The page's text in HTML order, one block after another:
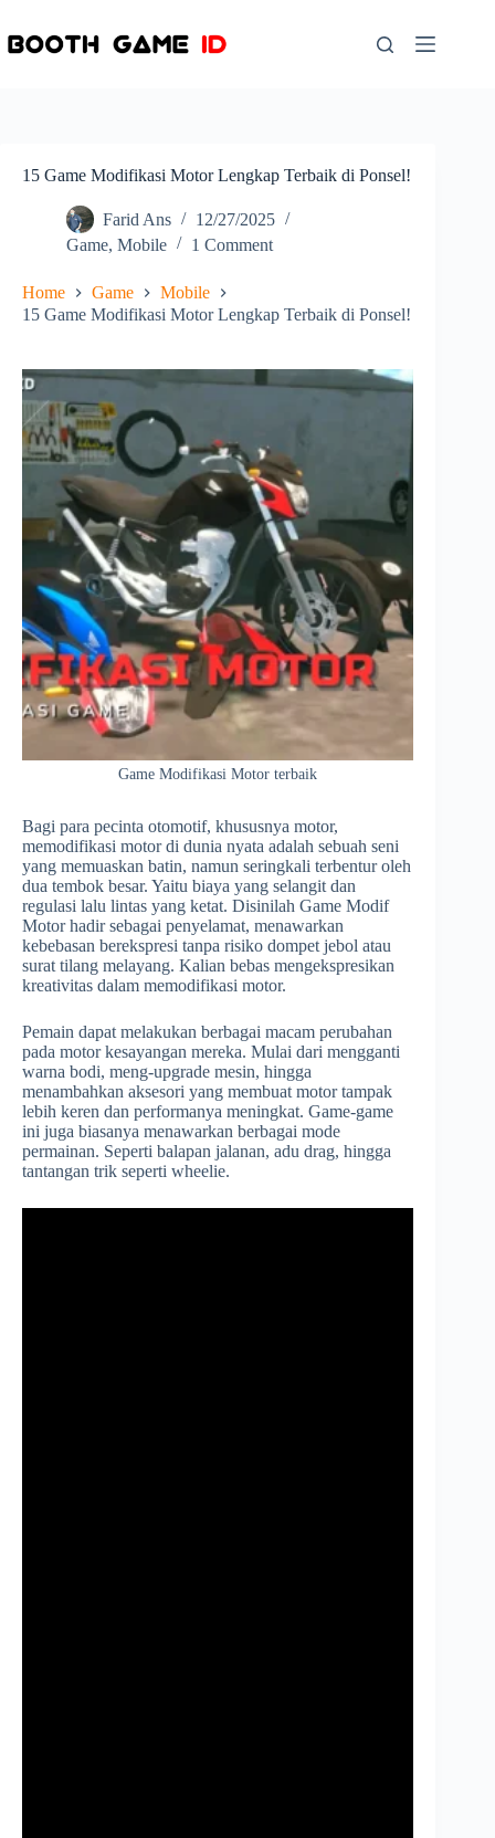
content
15 Game Modifikasi Motor Lengkap Terbaik di Ponsel!
Farid Ans
12/27/2025
Game, Mobile 1 Comment
Home Game
Mobile
15 Game Modifikasi Motor Lengkap Terbaik di Ponsel!
Game Modifikasi Motor terbaik
Bagi para pecinta otomotif, khususnya motor,
memodifikasi motor di dunia nyata adalah sebuah seni
yang memuaskan batin, namun seringkali terbentur oleh
dua tembok besar. Yaitu biaya yang selangit dan
regulasi lalu lintas yang ketat. Disinilah Game Modif
Motor hadir sebagai penyelamat, menawarkan
kebebasan berekspresi tanpa risiko dompet jebol atau
surat tilang melayang. Kalian bebas mengekspresikan
kreativitas dalam memodifikasi motor.
Pemain dapat melakukan berbagai macam perubahan
pada motor kesayangan mereka. Mulai dari mengganti
warna bodi, meng-upgrade mesin, hingga
menambahkan aksesori yang membuat motor tampak
lebih keren dan performanya meningkat. Game-game
ini juga biasanya menawarkan berbagai mode
permainan. Seperti balapan jalanan, adu drag, hingga
tantangan trik seperti wheelie.